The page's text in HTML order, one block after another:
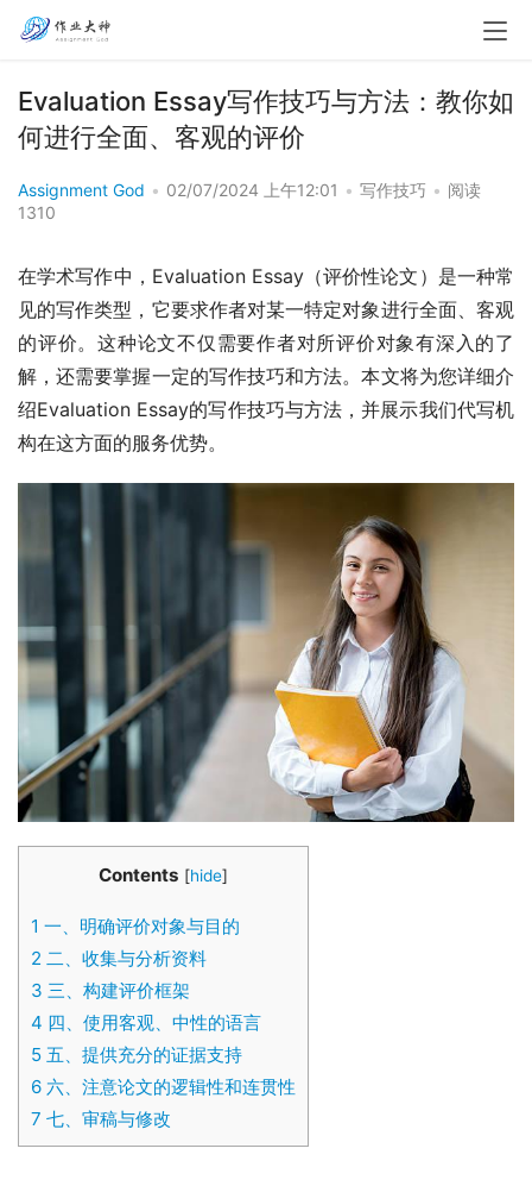
Evaluation Essay写作技巧与方法：教你如
何进行全面、客观的评价
Assignment God • 02/07/2024 上午12:01 • 写作技巧 • 阅读
1310
在学术写作中，Evaluation Essay（评价性论文）是一种常
见的写作类型，它要求作者对某一特定对象进行全面、客观
的评价。这种论文不仅需要作者对所评价对象有深入的了
解，还需要掌握一定的写作技巧和方法。本文将为您详细介
绍Evaluation Essay的写作技巧与方法，并展示我们代写机
构在这方面的服务优势。
Contents [hide]
1 一、明确评价对象与目的
2 二、收集与分析资料
3 三、构建评价框架
4 四、使用客观、中性的语言
5 五、提供充分的证据支持
6 六、注意论文的逻辑性和连贯性
7 七、审稿与修改